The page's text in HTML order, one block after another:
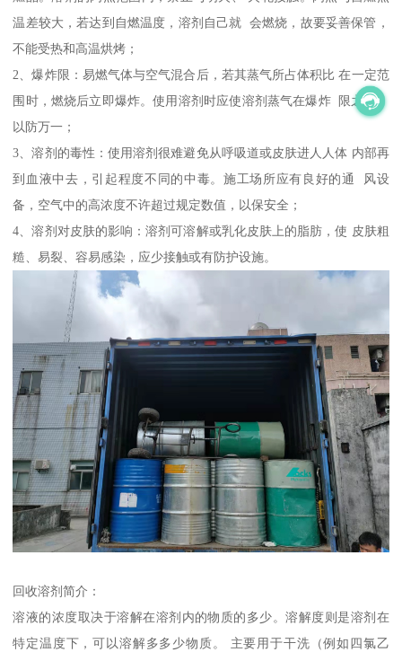
温差较大，若达到自燃温度，溶剂自己就 会燃烧，故要妥善保管，
不能受热和高温烘烤；
2、爆炸限：易燃气体与空气混合后，若其蒸气所占体积比 在一定范
围时，燃烧后立即爆炸。使用溶剂时应使溶剂蒸气在爆炸 限之外，
以防万一；
3、溶剂的毒性：使用溶剂很难避免从呼吸道或皮肤进人人体 内部再
到血液中去，引起程度不同的中毒。施工场所应有良好的通 风设
备，空气中的高浓度不许超过规定数值，以保安全；
4、溶剂对皮肤的影响：溶剂可溶解或乳化皮肤上的脂肪，使 皮肤粗
糙、易裂、容易感染，应少接触或有防护设施。
回收溶剂简介：
溶液的浓度取决于溶解在溶剂内的物质的多少。溶解度则是溶剂在
特定温度下，可以溶解多多少物质。 主要用于干洗（例如四氯乙